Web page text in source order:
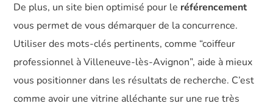
De plus, un site bien optimisé pour le référencement
vous permet de vous démarquer de la concurrence.
Utiliser des mots-clés pertinents, comme “coiffeur
professionnel à Villeneuve-lès-Avignon”, aide à mieux
vous positionner dans les résultats de recherche. C’est
comme avoir une vitrine alléchante sur une rue très